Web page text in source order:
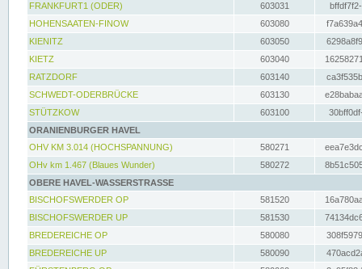
FRANKFURT1 (ODER)
603031
HOHENSAATEN-FINOW
603080
KIENITZ
603050
KIETZ
603040
RATZDORF
603140
SCHWEDT-ODERBRÜCKE
603130
STÜTZKOW
603100
ORANIENBURGER HAVEL
OHV KM 3.014 (HOCHSPANNUNG)
580271
OHv km 1.467 (Blaues Wunder)
580272
OBERE HAVEL-WASSERSTRASSE
BISCHOFSWERDER OP
581520
BISCHOFSWERDER UP
581530
BREDEREICHE OP
580080
BREDEREICHE UP
580090